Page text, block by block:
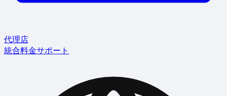
代理店
統合料金サポート